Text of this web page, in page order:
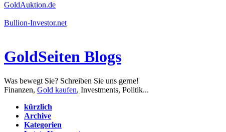
GoldAuktion.de
Bullion-Investor.net
GoldSeiten Blogs
Was bewegt Sie? Schreiben Sie uns gerne!
Finanzen, Gold kaufen, Investments, Politik...
kürzlich
Archive
Kategorien